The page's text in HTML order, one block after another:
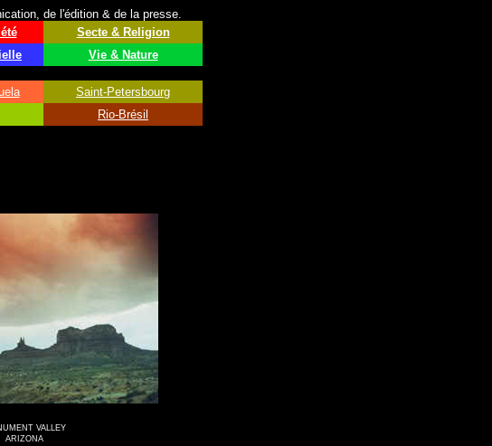
de l'édition & de la presse.
Secte & Religion
Vie & Nature
Saint-Petersbourg
Rio-Brésil
VALLEY
ARIZONA